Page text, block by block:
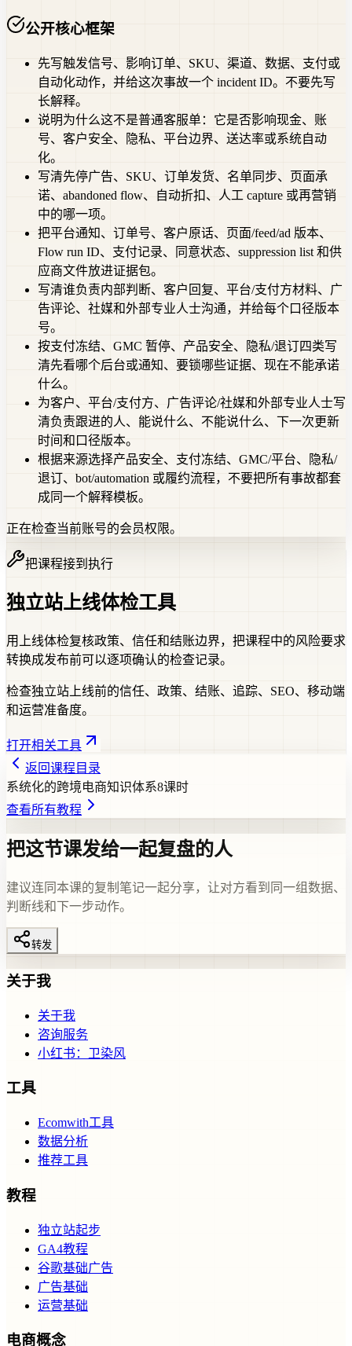
公开核心框架
先写触发信号、影响订单、SKU、渠道、数据、支付或
自动化动作，并给这次事故一个 incident ID。不要先写
长解释。
说明为什么这不是普通客服单：它是否影响现金、账
号、客户安全、隐私、平台边界、送达率或系统自动
化。
写清先停广告、SKU、订单发货、名单同步、页面承
诺、abandoned flow、自动折扣、人工 capture 或再营销
中的哪一项。
把平台通知、订单号、客户原话、页面/feed/ad 版本、
Flow run ID、支付记录、同意状态、suppression list 和供
应商文件放进证据包。
写清谁负责内部判断、客户回复、平台/支付方材料、广
告评论、社媒和外部专业人士沟通，并给每个口径版本
号。
按支付冻结、GMC 暂停、产品安全、隐私/退订四类写
清先看哪个后台或通知、要锁哪些证据、现在不能承诺
什么。
为客户、平台/支付方、广告评论/社媒和外部专业人士写
清负责跟进的人、能说什么、不能说什么、下一次更新
时间和口径版本。
根据来源选择产品安全、支付冻结、GMC/平台、隐私/
退订、bot/automation 或履约流程，不要把所有事故都套
成同一个解释模板。
正在检查当前账号的会员权限。
把课程接到执行
独立站上线体检工具
用上线体检复核政策、信任和结账边界，把课程中的风险要求
转换成发布前可以逐项确认的检查记录。
检查独立站上线前的信任、政策、结账、追踪、SEO、移动端
和运营准备度。
打开相关工具
返回课程目录
系统化的跨境电商知识体系8课时
查看所有教程
把这节课发给一起复盘的人
建议连同本课的复制笔记一起分享，让对方看到同一组数据、
判断线和下一步动作。
转发
关于我
关于我
咨询服务
小红书：卫染风
工具
Ecomwith工具
数据分析
推荐工具
教程
独立站起步
GA4教程
谷歌基础广告
广告基础
运营基础
电商概念